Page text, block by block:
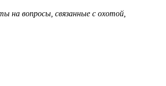
вопросы, связанные с охотой,